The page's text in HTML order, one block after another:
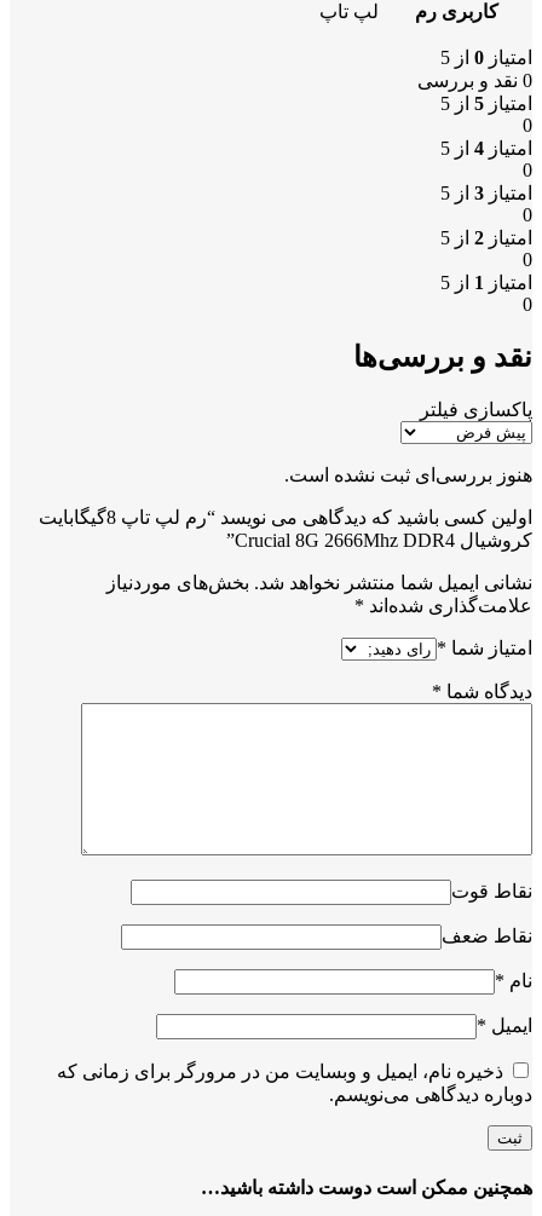
کاربری رم لپ تاپ
امتیاز 0 از 5
0 نقد و بررسی
امتیاز 5 از 5
0
امتیاز 4 از 5
0
امتیاز 3 از 5
0
امتیاز 2 از 5
0
امتیاز 1 از 5
0
نقد و بررسی‌ها
پاکسازی فیلتر
هنوز بررسی‌ای ثبت نشده است.
اولین کسی باشید که دیدگاهی می نویسد “رم لپ تاپ 8گیگابایت
کروشیال Crucial 8G 2666Mhz DDR4”
نشانی ایمیل شما منتشر نخواهد شد. بخش‌های موردنیاز
علامت‌گذاری شده‌اند *
امتیاز شما *
دیدگاه شما *
نقاط قوت
نقاط ضعف
نام *
ایمیل *
ذخیره نام، ایمیل و وبسایت من در مرورگر برای زمانی که
دوباره دیدگاهی می‌نویسم.
همچنین ممکن است دوست داشته باشید…